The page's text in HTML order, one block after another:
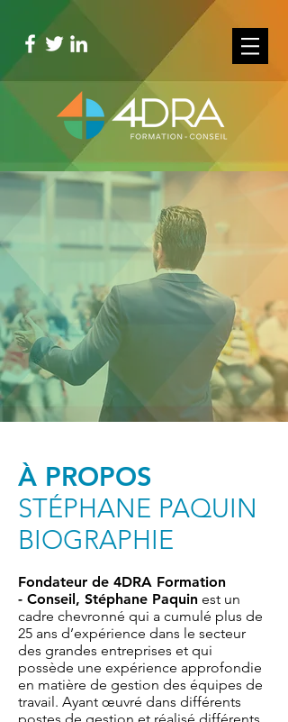
À PROPOS
STÉPHANE PAQUIN
BIOGRAPHIE
Fondateur de 4DRA Formation
- Conseil, Stéphane Paquin est un
cadre chevronné qui a cumulé plus de
25 ans d’expérience dans le secteur
des grandes entreprises et qui
possède une expérience approfondie
en matière de gestion des équipes de
travail. Ayant œuvré dans différents